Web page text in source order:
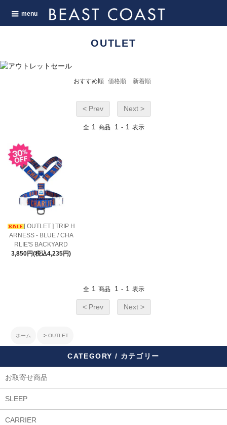
menu
OUTLET
おすすめ順 価格順 新着順
< Prev Next >
全 1 商品 1 - 1 表示
[ OUTLET ] TRIP H
ARNESS - BLUE / CHA
RLIE'S BACKYARD
3,850円(税込4,235円)
全 1 商品 1 - 1 表示
< Prev Next >
ホーム > OUTLET
CATEGORY / カテゴリー
お取寄せ商品
SLEEP
CARRIER